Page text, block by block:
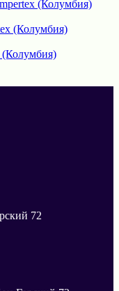
(Колумбия)
(Колумбия)
72